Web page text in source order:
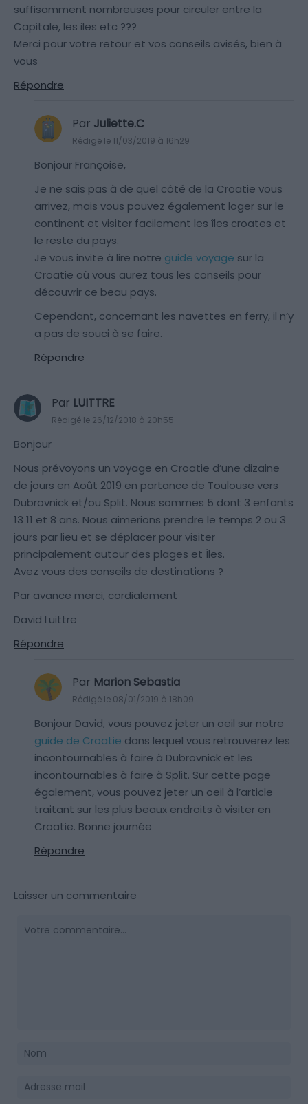
suffisamment nombreuses pour circuler entre la
Capitale, les iles etc ???
Merci pour votre retour et vos conseils avisés, bien à
vous
Répondre
Par Juliette.C
Rédigé le 11/03/2019 à 16h29
Bonjour Françoise,
Je ne sais pas à de quel côté de la Croatie vous
arrivez, mais vous pouvez également loger sur le
continent et visiter facilement les îles croates et
le reste du pays.
Je vous invite à lire notre guide voyage sur la
Croatie où vous aurez tous les conseils pour
découvrir ce beau pays.
Cependant, concernant les navettes en ferry, il n’y
a pas de souci à se faire.
Répondre
Par LUITTRE
Rédigé le 26/12/2018 à 20h55
Bonjour
Nous prévoyons un voyage en Croatie d’une dizaine
de jours en Août 2019 en partance de Toulouse vers
Dubrovnick et/ou Split. Nous sommes 5 dont 3 enfants
13 11 et 8 ans. Nous aimerions prendre le temps 2 ou 3
jours par lieu et se déplacer pour visiter
principalement autour des plages et Îles.
Avez vous des conseils de destinations ?
Par avance merci, cordialement
David Luittre
Répondre
Par Marion Sebastia
Rédigé le 08/01/2019 à 18h09
Bonjour David, vous pouvez jeter un oeil sur notre
guide de Croatie dans lequel vous retrouverez les
incontournables à faire à Dubrovnick et les
incontournables à faire à Split. Sur cette page
également, vous pouvez jeter un oeil à l’article
traitant sur les plus beaux endroits à visiter en
Croatie. Bonne journée
Répondre
Laisser un commentaire